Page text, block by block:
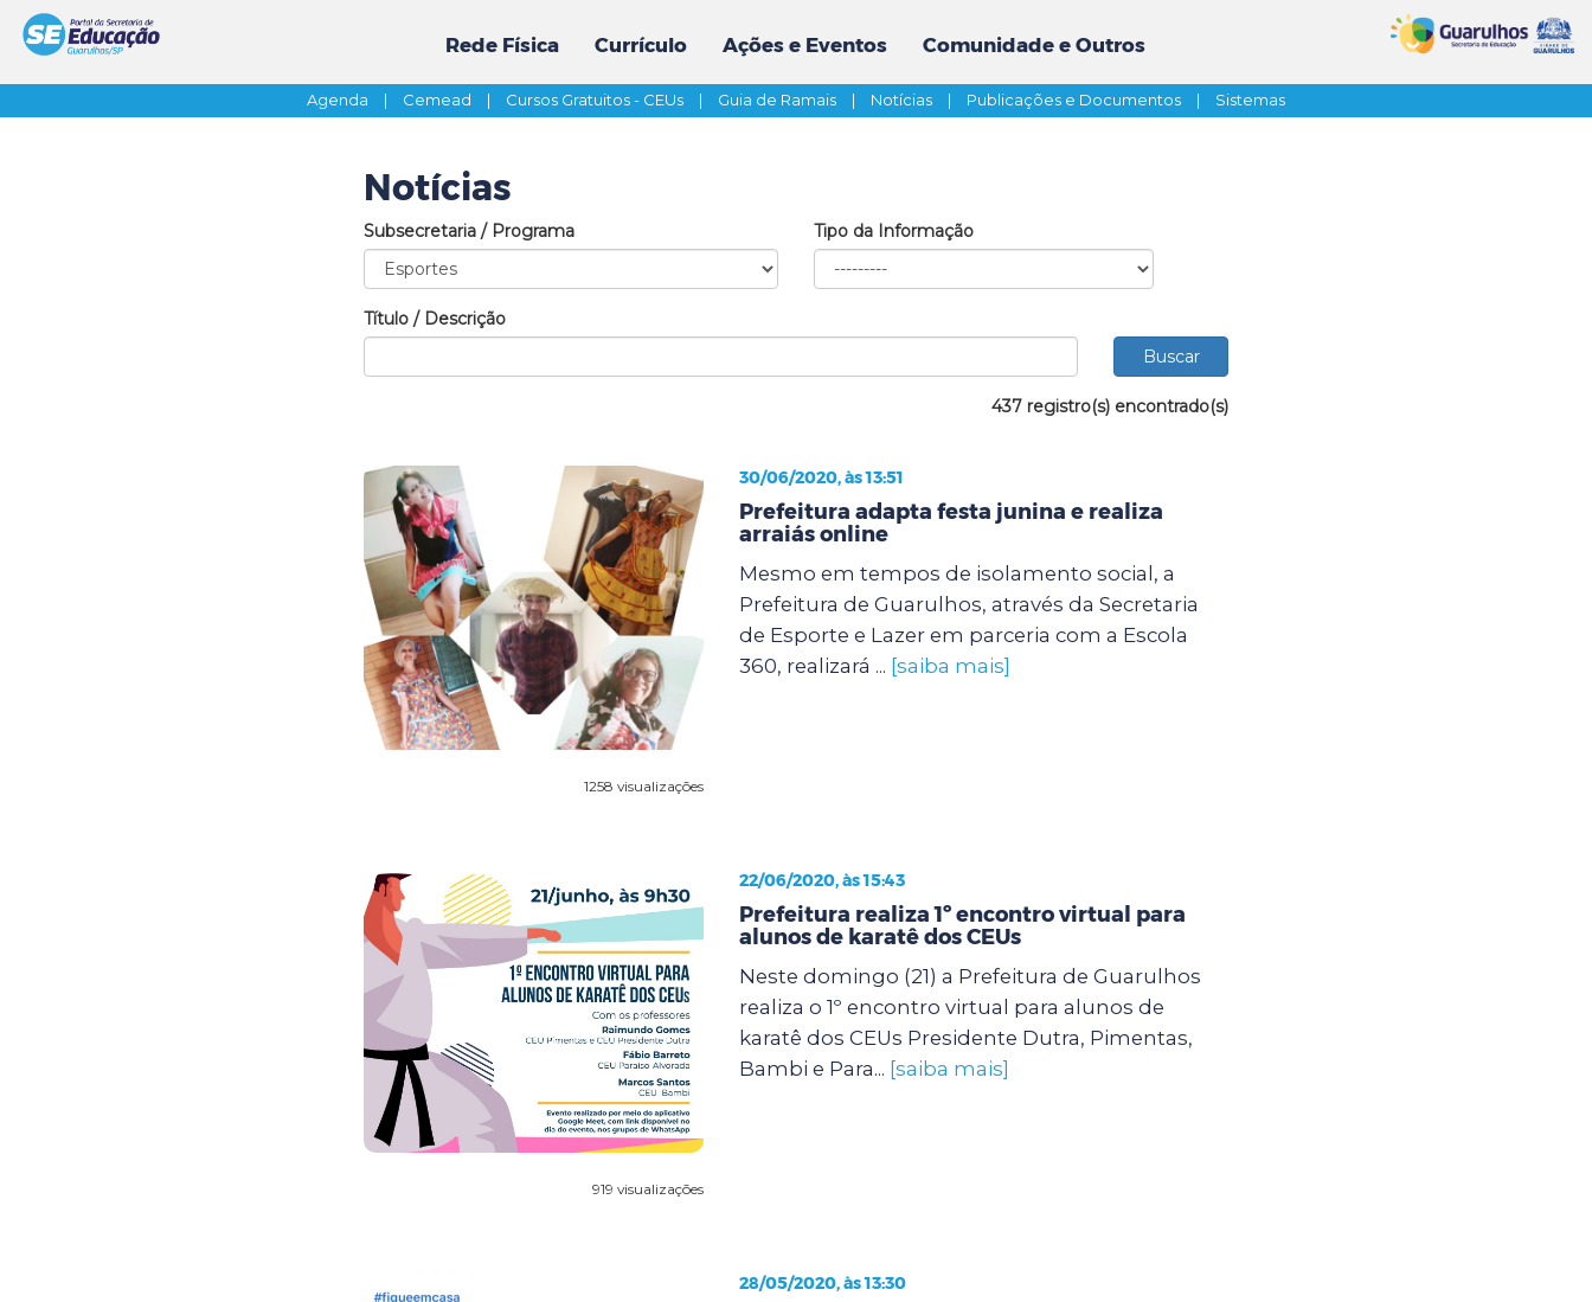
Rede Física Currículo Ações e Eventos Comunidade e Outros
Agenda | Cemead | Cursos Gratuitos - CEUs | Guia de Ramais | Notícias | Publicações e Documentos | Sistemas
Notícias
Subsecretaria / Programa Tipo da Informação
Título / Descrição
437 registro(s) encontrado(s)
1258 visualizações
30/06/2020, às 13:51
Prefeitura adapta festa junina e realiza
arraiás online
Mesmo em tempos de isolamento social, a
Prefeitura de Guarulhos, através da Secretaria
de Esporte e Lazer em parceria com a Escola
360, realizará ... [saiba mais]
919 visualizações
22/06/2020, às 15:43
Prefeitura realiza 1º encontro virtual para
alunos de karatê dos CEUs
Neste domingo (21) a Prefeitura de Guarulhos
realiza o 1º encontro virtual para alunos de
karatê dos CEUs Presidente Dutra, Pimentas,
Bambi e Para... [saiba mais]
28/05/2020, às 13:30